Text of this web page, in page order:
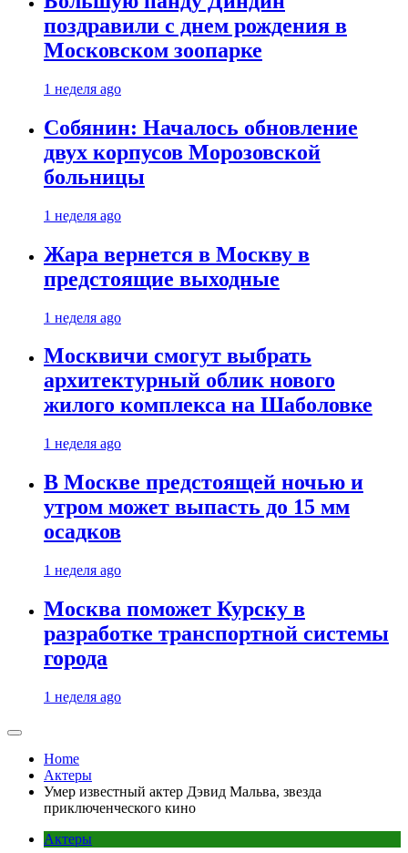
поздравили с днем рождения в
Московском зоопарке
1 неделя ago
Собянин: Началось обновление
двух корпусов Морозовской
больницы
1 неделя ago
Жара вернется в Москву в
предстоящие выходные
1 неделя ago
Москвичи смогут выбрать
архитектурный облик нового
жилого комплекса на Шаболовке
1 неделя ago
В Москве предстоящей ночью и
утром может выпасть до 15 мм
осадков
1 неделя ago
Москва поможет Курску в
разработке транспортной системы
города
1 неделя ago
Home
Актеры
Умер известный актер Дэвид Мальва, звезда
приключенческого кино
Актеры